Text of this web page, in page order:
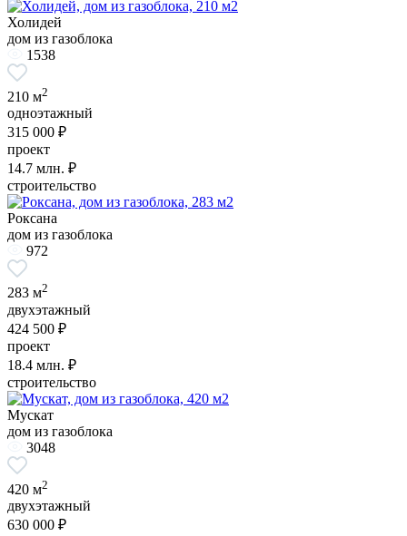
Холидей
дом из газоблока
1538
210 м2
одноэтажный
315 000 ₽
проект
14.7 млн. ₽
строительство
Роксана
дом из газоблока
972
283 м2
двухэтажный
424 500 ₽
проект
18.4 млн. ₽
строительство
Мускат
дом из газоблока
3048
420 м2
двухэтажный
630 000 ₽